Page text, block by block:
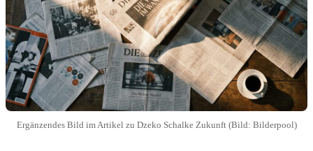
Ergänzendes Bild im Artikel zu Dzeko Schalke Zukunft (Bild: Bilderpool)